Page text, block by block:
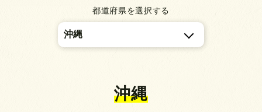
都道府県を選択する
沖縄